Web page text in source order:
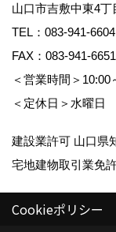
山口市吉敷中東4
TEL： 083-941-6604
FAX：083-941-6651
＜営業時間＞
＜定休日＞水曜日
建設業許可 山口県
宅地建物取引業免
Cookieポリシー